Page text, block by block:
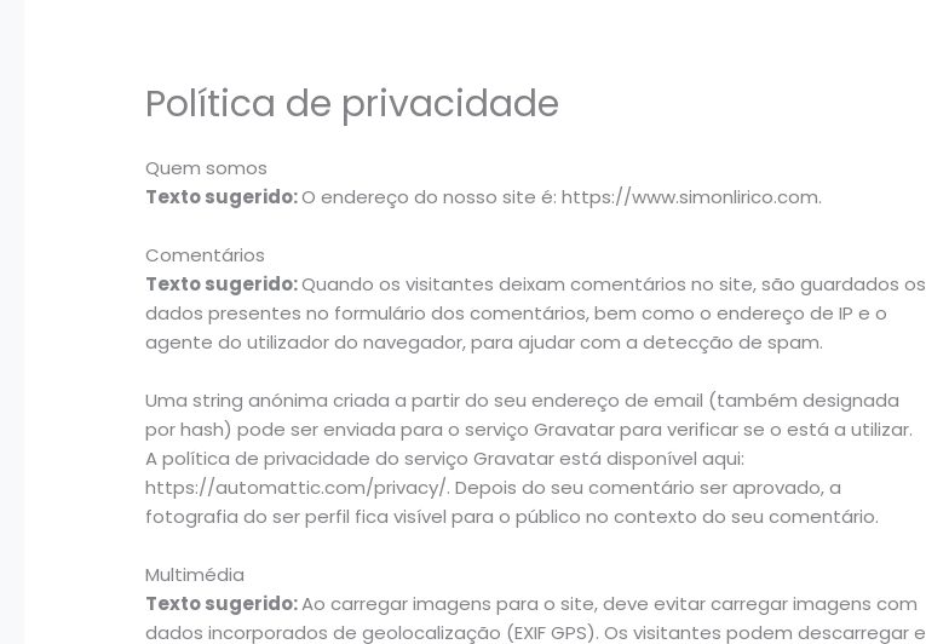
Política de privacidade
Quem somos
Texto sugerido:O endereço do nosso site é: https://www.simonlirico.com.
Comentários
Texto sugerido:Quando os visitantes deixam comentários no site, são guardados os
dados presentes no formulário dos comentários, bem como o endereço de IP e o
agente do utilizador do navegador, para ajudar com a detecção de spam.
Uma string anónima criada a partir do seu endereço de email (também designada
por hash) pode ser enviada para o serviço Gravatar para verificar se o está a utilizar.
A política de privacidade do serviço Gravatar está disponível aqui:
https://automattic.com/privacy/. Depois do seu comentário ser aprovado, a
fotografia do ser perfil fica visível para o público no contexto do seu comentário.
Multimédia
Texto sugerido:Ao carregar imagens para o site, deve evitar carregar imagens com
dados incorporados de geolocalização (EXIF GPS). Os visitantes podem descarregar e